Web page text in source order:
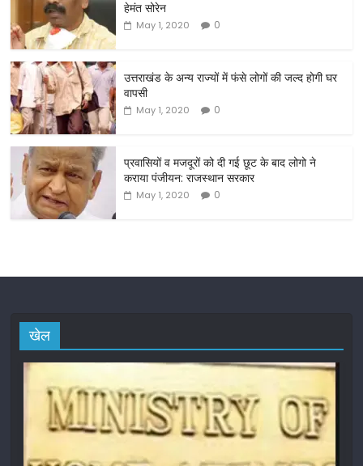
b
o
o
k
हेमंत सोरेन
May 1, 2020 0
उत्तराखंड के अन्य राज्यों में फंसे लोगों की जल्द होगी घर
वापसी
May 1, 2020 0
प्रवासियों व मजदूरों को दी गई छूट के बाद लोगो ने
कराया पंजीयन: राजस्थान सरकार
May 1, 2020 0
खेल